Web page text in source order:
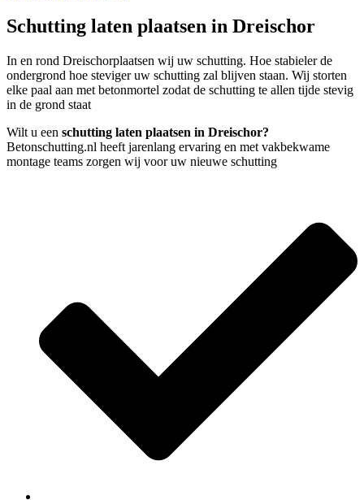
Schutting laten plaatsen in Dreischor
In en rond Dreischorplaatsen wij uw schutting. Hoe stabieler de
ondergrond hoe steviger uw schutting zal blijven staan. Wij storten
elke paal aan met betonmortel zodat de schutting te allen tijde stevig
in de grond staat
Wilt u een schutting laten plaatsen in Dreischor?
Betonschutting.nl heeft jarenlang ervaring en met vakbekwame
montage teams zorgen wij voor uw nieuwe schutting